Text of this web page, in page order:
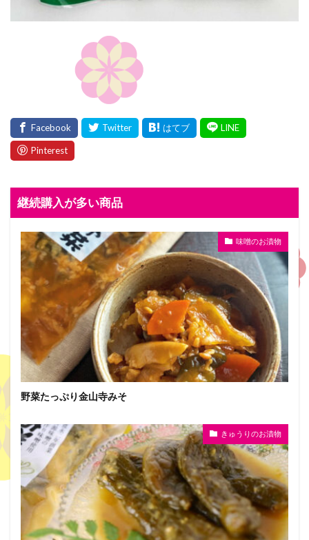
継続購入が多い商品
味噌のお漬物
野菜たっぷり金山寺みそ
きゅうりのお漬物